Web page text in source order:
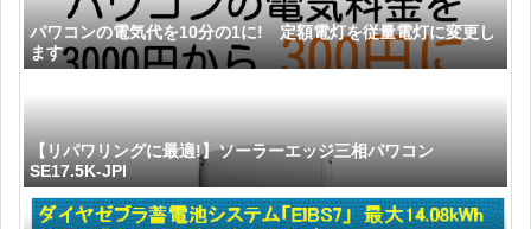
パワコンの電気代を10分の1に! 定額電灯を従量電灯に変更し
ます
【リパワリングに最適!】ソーラーエッジ三相パワコン
SE17.5K-JPI